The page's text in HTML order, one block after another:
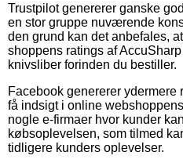
Trustpilot genererer ganske
en stor gruppe nuværende
den grund kan det anbefales,
shoppens ratings af AccuSharp
knivsliber forinden du bestiller.
Facebook genererer
få indsigt i online
nogle e-firmaer hvor kunder
købsoplevelsen, som tilmed
tidligere kunders oplevelser.